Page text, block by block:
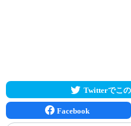
Twitterでこ
Facebook